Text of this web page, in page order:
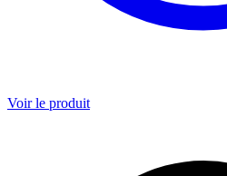
Voir le produit